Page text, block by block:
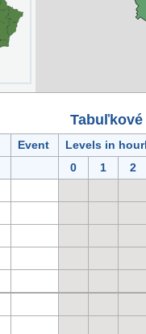
Event
Levels in
0
1
2